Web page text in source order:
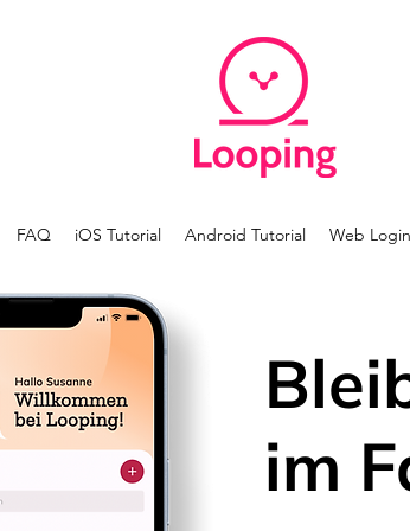
FAQ iOS Tutorial Android Tutorial Web Login
im